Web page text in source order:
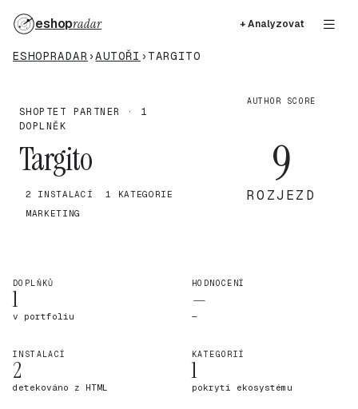
eshopradar + Analyzovat
ESHOPRADAR ›AUTOŘI › TARGITO
SHOPTET PARTNER · 1
DOPLNĚK
Targito
2 INSTALACÍ
1 KATEGORIE
MARKETING
AUTHOR SCORE
9
ROZJEZD
DOPLŇKŮ
1
v portfoliu
HODNOCENÍ
—
—
INSTALACÍ
2
detekováno z HTML
KATEGORIÍ
1
pokrytí ekosystému